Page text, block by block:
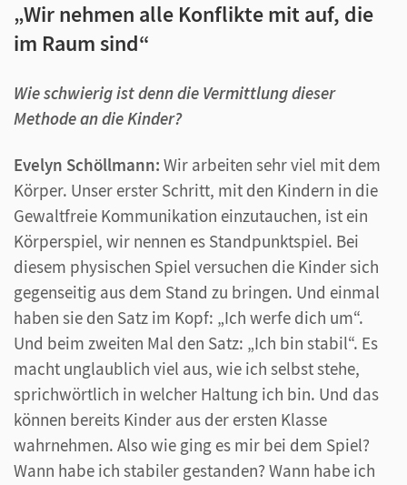
„Wir nehmen alle Konflikte mit auf, die
im Raum sind“
Wie schwierig ist denn die Vermittlung dieser
Methode an die Kinder?
Evelyn Schöllmann: Wir arbeiten sehr viel mit dem
Körper. Unser erster Schritt, mit den Kindern in die
Gewaltfreie Kommunikation einzutauchen, ist ein
Körperspiel, wir nennen es Standpunktspiel. Bei
diesem physischen Spiel versuchen die Kinder sich
gegenseitig aus dem Stand zu bringen. Und einmal
haben sie den Satz im Kopf: „Ich werfe dich um“.
Und beim zweiten Mal den Satz: „Ich bin stabil“. Es
macht unglaublich viel aus, wie ich selbst stehe,
sprichwörtlich in welcher Haltung ich bin. Und das
können bereits Kinder aus der ersten Klasse
wahrnehmen. Also wie ging es mir bei dem Spiel?
Wann habe ich stabiler gestanden? Wann habe ich